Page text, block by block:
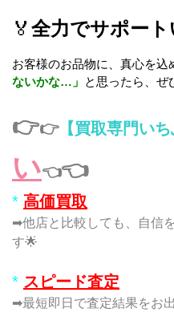
🏅 全力でサポート
お客様のお品物に、真心を込
ないかな…」 と思ったら、ぜ
👉👉【買取専門いち
い👈👈
* 高価買取
➡他店と比較しても、自信
す🌟
* スピード査定
➡最短即日で査定結果をお